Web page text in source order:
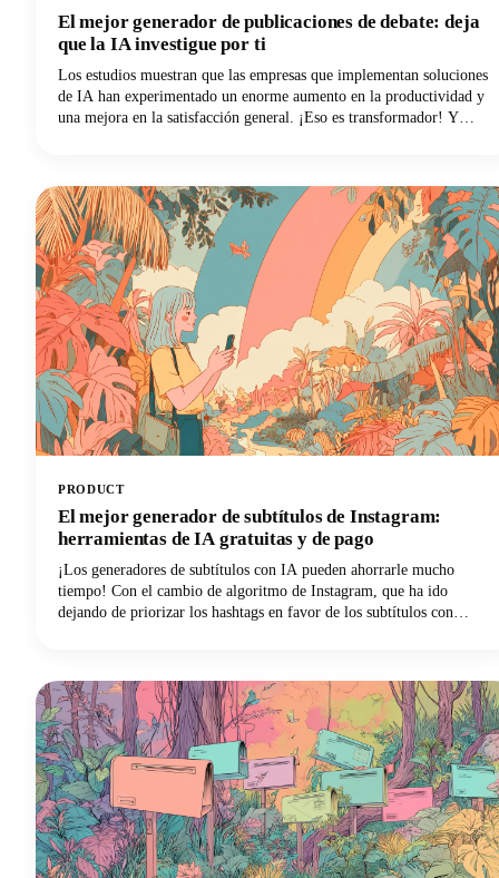
El mejor generador de publicaciones de debate: deja
que la IA investigue por ti
Los estudios muestran que las empresas que implementan soluciones
de IA han experimentado un enorme aumento en la productividad y
una mejora en la satisfacción general. ¡Eso es transformador! Y
eficiente respaldado por la investigación.
PRODUCT
El mejor generador de subtítulos de Instagram:
herramientas de IA gratuitas y de pago
¡Los generadores de subtítulos con IA pueden ahorrarle mucho
tiempo! Con el cambio de algoritmo de Instagram, que ha ido
dejando de priorizar los hashtags en favor de los subtítulos con
buscan ser descubiertos. En esta guía se explican los principales
generadores de subtítulos de Instagram gratuitos y de pago y cómo
utilizarlos de forma eficaz para crear subtítulos que generen
resultados reales.